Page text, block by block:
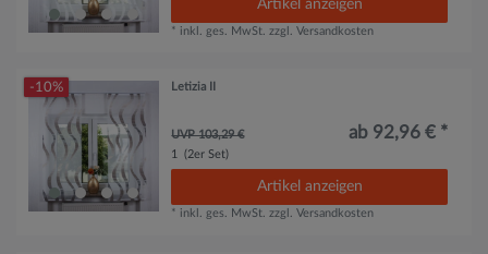
Artikel anzeigen
* inkl. ges. MwSt. zzgl.Versandkosten
-10% Letizia II
UVP 103,29 € ab 92,96 € *
1 (2er Set)
Artikel anzeigen
* inkl. ges. MwSt. zzgl.Versandkosten